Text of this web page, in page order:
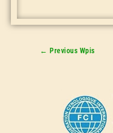
← Previous Wpis